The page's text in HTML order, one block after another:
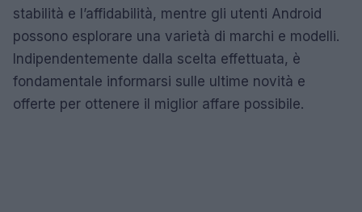
stabilità e l’affidabilità, mentre gli utenti Android
possono esplorare una varietà di marchi e modelli.
Indipendentemente dalla scelta effettuata, è
fondamentale informarsi sulle ultime novità e
offerte per ottenere il miglior affare possibile.